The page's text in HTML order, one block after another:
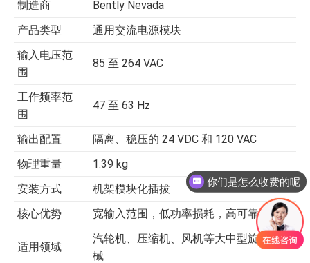
制造商
Bently Nevada
产品类型
通用交流电源模块
输入电压范
围
85 至 264 VAC
工作频率范
围
47 至 63 Hz
输出配置
隔离、稳压的 24 VDC 和 120 VAC
物理重量
1.39 kg
安装方式
机架模块化插拔
核心优势
宽输入范围，低功率损耗，高可靠性
适用领域
汽轮机、压缩机、风机等大中型旋转机
械
你们是怎么收费的呢